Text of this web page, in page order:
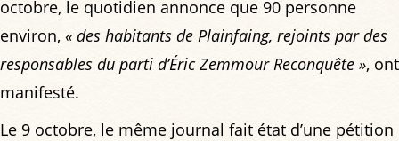
octobre, le quotidien annonce que 90 personne
environ, « des habitants de Plainfaing, rejoints par des
responsables du parti d’Éric Zemmour Reconquête », ont
manifesté.
Le 9 octobre, le même journal fait état d’une pétition